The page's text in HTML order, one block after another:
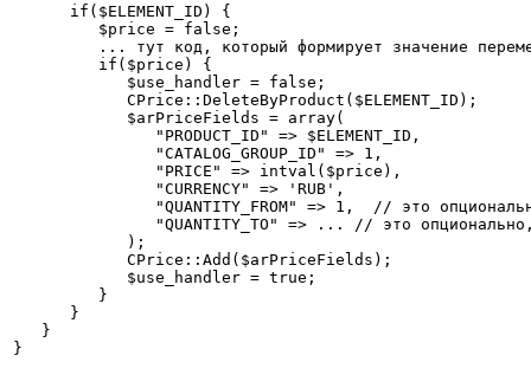
if($ELEMENT_ID) {
$price = false;
... тут код, который формирует значение
if($price) {
$use_handler = false;
CPrice::DeleteByProduct($ELEMENT_ID);
$arPriceFields = array(
"PRODUCT_ID" => $ELEMENT_ID,
"CATALOG_GROUP_ID" => 1,
"PRICE" => intval($price),
"CURRENCY" => 'RUB',
"QUANTITY_FROM" => 1,  // это опционально,
"QUANTITY_TO" => ... // это опционально, если
);
CPrice::Add($arPriceFields);
$use_handler = true;
}
}
}
}